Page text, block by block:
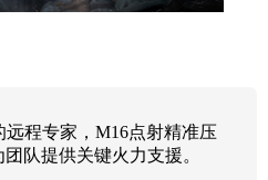
远程专家，M16点射精准压
队提供关键火力支援。